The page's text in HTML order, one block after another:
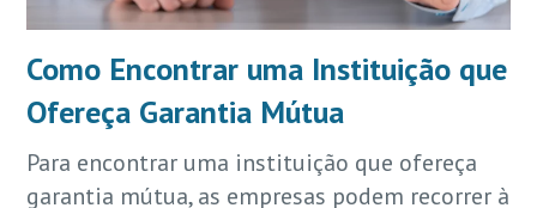
Como Encontrar uma Instituição que
Ofereça Garantia Mútua
Para encontrar uma instituição que ofereça
garantia mútua, as empresas podem recorrer à